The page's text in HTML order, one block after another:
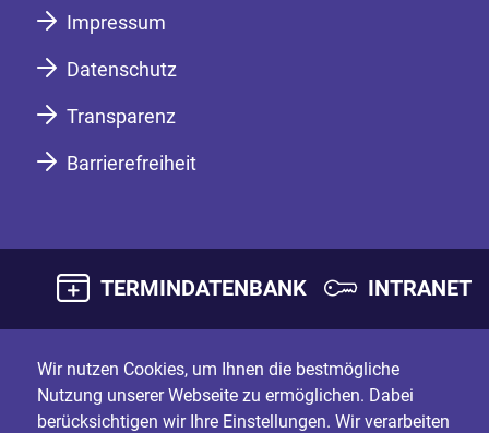
Impressum
Datenschutz
Transparenz
Barrierefreiheit
TERMINDATENBANK INTRANET
Wir nutzen Cookies, um Ihnen die bestmögliche
Nutzung unserer Webseite zu ermöglichen. Dabei
berücksichtigen wir Ihre Einstellungen. Wir verarbeiten